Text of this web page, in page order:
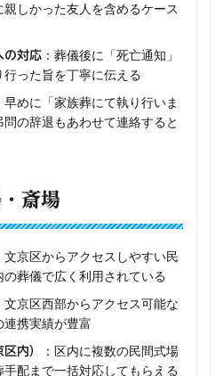
しかった友人を含めるケース
の対応 ：葬儀後に「死亡通知」
った旨を丁寧に伝える
早めに「家族葬にて執り行いま
の辞退もあわせて連絡すると
斎場
文京区からアクセスしやすい民
葬儀で広く利用されている
文京区西部からアクセス可能な
携実績が豊富
内）
：区内に複数の民間式場
配まで一括対応してもらえる